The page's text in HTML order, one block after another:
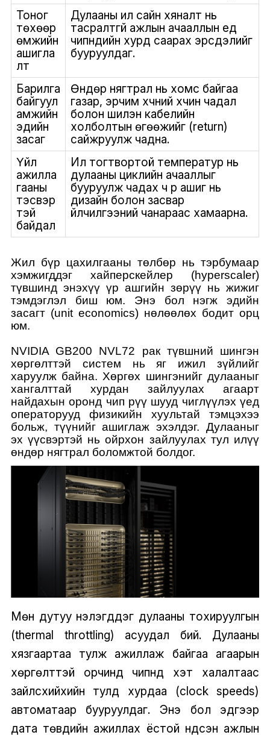
Тоног
төхөөр
өмжийн
ашигла
лт
Дулааны илүү сайн хяналт нь
тасралтгүй ажлын ачааллын үед
чипнүүдийн хурд саарах эрсдэлийг
бууруулдаг.
Барилга
байгуул
амжийн
эдийн
засаг
Өндөр нягтрал нь хомс байгаа
газар, эрчим хүчний хүчин чадал
болон шилэн кабелийн
холболтын өгөөжийг (return)
сайжруулж чадна.
Үйл
ажилла
гааны
тэсвэр
тэй
байдал
Илүү тогтвортой температур нь
дулааны циклийн ачааллыг
бууруулж чадах ч үр ашиг нь
дизайн болон засвар
үйлчилгээний чанараас хамаарна.
Жил бүр цахилгааны төлбөр нь тэрбумаар
хэмжигддэг хайперскейлер (hyperscaler)
түвшинд энэхүү үр ашгийн зөрүү нь жижиг
тэмдэглэл биш юм. Энэ бол нэгж эдийн
засагт (unit economics) нөлөөлөх бодит орц
юм.
NVIDIA GB200 NVL72 рак түвшний шингэн
хөргөлттэй систем нь яг ижил зүйлийг
харуулж байна. Хөргөх шингэнийг дулааныг
хангалттай хурдан зайлуулах агаарт
найдахын оронд чип рүү шууд чиглүүлэх үед
операторууд физикийн хуультай тэмцэхээ
больж, түүнийг ашиглаж эхэлдэг. Дулааныг
эх үүсвэртэй нь ойрхон зайлуулах тул илүү
өндөр нягтрал боломжтой болдог.
Мөн дутуу үнэлэгддэг дулааны тохируулгын
(thermal throttling) асуудал бий. Дулааны
хязгаартаа тулж ажиллаж байгаа агаарын
хөргөлттэй орчинд чипнүүд хэт халалтаас
зайлсхийхийн тулд хурдаа (clock speeds)
автоматаар бууруулдаг. Энэ бол эдгээр
дата төвүүдийн ажиллах ёстой үндсэн ажлын